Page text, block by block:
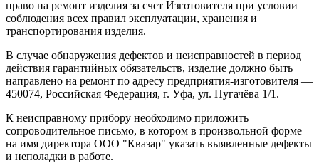
право на ремонт изделия за счет Изготовителя при условии
соблюдения всех правил эксплуатации, хранения и
транспортирования изделия.
В случае обнаружения дефектов и неисправностей в период
действия гарантийных обязательств, изделие должно быть
направлено на ремонт по адресу предприятия-изготовителя —
450074, Российская Федерация, г. Уфа, ул. Пугачёва 1/1.
К неисправному прибору необходимо приложить
сопроводительное письмо, в котором в произвольной форме
на имя директора ООО "Квазар" указать выявленные дефекты
и неполадки в работе.